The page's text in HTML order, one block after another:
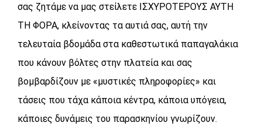
σας ζητάμε να μας στείλετε ΙΣΧΥΡΟΤΕΡΟΥΣ ΑΥΤΗ
ΤΗ ΦΟΡΑ, κλείνοντας τα αυτιά σας, αυτή την
τελευταία βδομάδα στα καθεστωτικά παπαγαλάκια
που κάνουν βόλτες στην πλατεία και σας
βομβαρδίζουν με «μυστικές πληροφορίες» και
τάσεις που τάχα κάποια κέντρα, κάποια υπόγεια,
κάποιες δυνάμεις του παρασκηνίου γνωρίζουν.